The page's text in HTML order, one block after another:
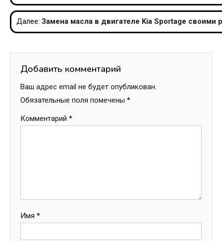
по
записям
Далее: Замена масла в двигателе Kia Sportage своими
Добавить комментарий
Ваш адрес email не будет опубликован.
Обязательные поля помечены *
Комментарий *
Имя *